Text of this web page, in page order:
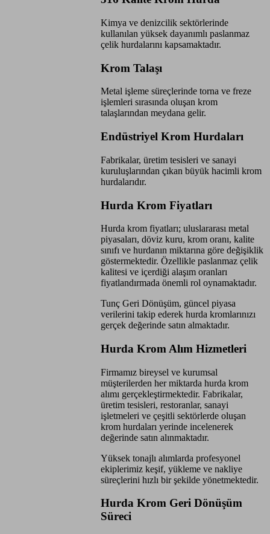
Kimya ve denizcilik sektörlerinde
kullanılan yüksek dayanımlı paslanmaz
çelik hurdalarını kapsamaktadır.
Krom Talaşı
Metal işleme süreçlerinde torna ve freze
işlemleri sırasında oluşan krom
talaşlarından meydana gelir.
Endüstriyel Krom Hurdaları
Fabrikalar, üretim tesisleri ve sanayi
kuruluşlarından çıkan büyük hacimli krom
hurdalarıdır.
Hurda Krom Fiyatları
Hurda krom fiyatları; uluslararası metal
piyasaları, döviz kuru, krom oranı, kalite
sınıfı ve hurdanın miktarına göre değişiklik
göstermektedir. Özellikle paslanmaz çelik
kalitesi ve içerdiği alaşım oranları
fiyatlandırmada önemli rol oynamaktadır.
Tunç Geri Dönüşüm, güncel piyasa
verilerini takip ederek hurda kromlarınızı
gerçek değerinde satın almaktadır.
Hurda Krom Alım Hizmetleri
Firmamız bireysel ve kurumsal
müşterilerden her miktarda hurda krom
alımı gerçekleştirmektedir. Fabrikalar,
üretim tesisleri, restoranlar, sanayi
işletmeleri ve çeşitli sektörlerde oluşan
krom hurdaları yerinde incelenerek
değerinde satın alınmaktadır.
Yüksek tonajlı alımlarda profesyonel
ekiplerimiz keşif, yükleme ve nakliye
süreçlerini hızlı bir şekilde yönetmektedir.
Hurda Krom Geri Dönüşüm
Süreci